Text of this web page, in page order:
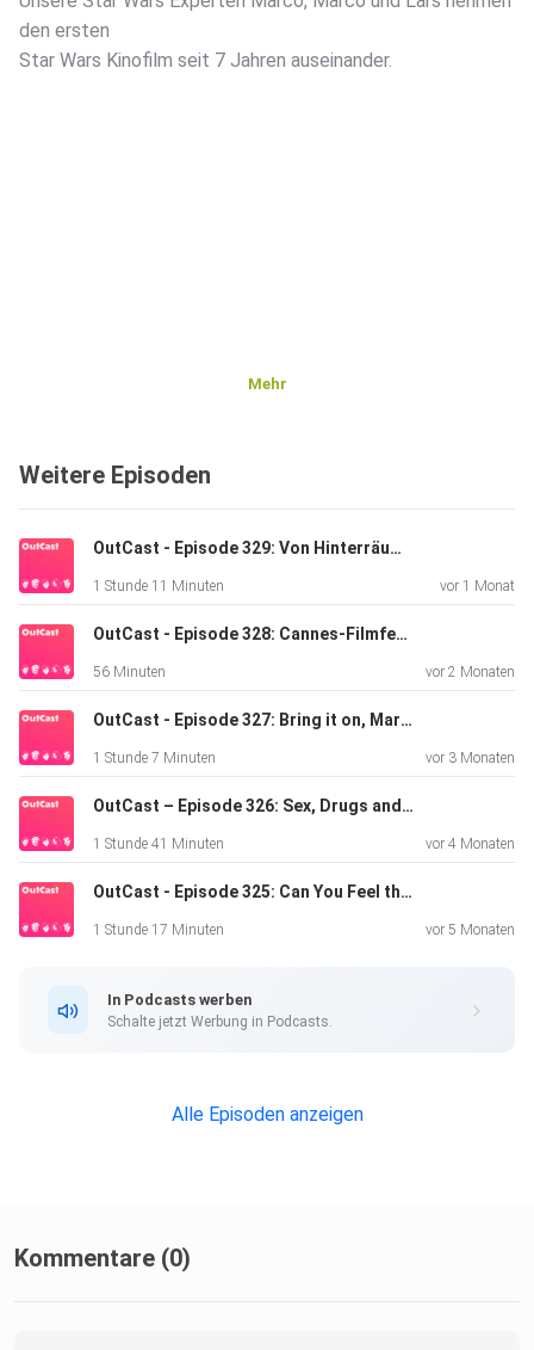
den ersten
Star Wars Kinofilm seit 7 Jahren auseinander.
Mehr
Weitere Episoden
OutCast - Episode 329: Von Hinterräumen, Ausserirdischen und Generälen
1 Stunde 11 Minuten vor 1 Monat
OutCast - Episode 328: Cannes-Filmfestival 2026
56 Minuten vor 2 Monaten
OutCast - Episode 327: Bring it on, Mario!
1 Stunde 7 Minuten vor 3 Monaten
OutCast – Episode 326: Sex, Drugs and Bergspitzen
1 Stunde 41 Minuten vor 4 Monaten
OutCast - Episode 325: Can You Feel the Yearning? Buchverfilmungen und Romance
1 Stunde 17 Minuten vor 5 Monaten
In Podcasts werben
Schalte jetzt Werbung in Podcasts.
Alle Episoden anzeigen
Kommentare (0)